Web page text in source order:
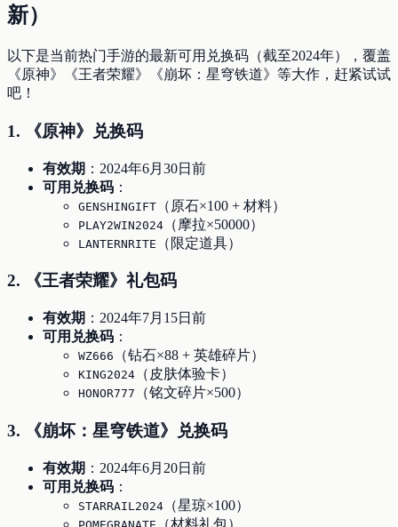
新）
以下是当前热门手游的最新可用兑换码（截至2024年），覆盖
《原神》《王者荣耀》《崩坏：星穹铁道》等大作，赶紧试试
吧！
1. 《原神》兑换码
有效期 ：2024年6月30日前
可用兑换码 ：
GENSHINGIFT （原石×100 + 材料）
PLAY2WIN2024 （摩拉×50000）
LANTERNRITE （限定道具）
2. 《王者荣耀》礼包码
有效期 ：2024年7月15日前
可用兑换码 ：
WZ666 （钻石×88 + 英雄碎片）
KING2024 （皮肤体验卡）
HONOR777 （铭文碎片×500）
3. 《崩坏：星穹铁道》兑换码
有效期 ：2024年6月20日前
可用兑换码 ：
STARRAIL2024 （星琼×100）
（材料礼包）